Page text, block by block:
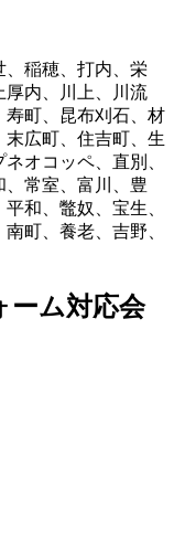
稲穂 打内
栄
厚内 川上
川流
寿町 昆布刈石
材
末広町 住吉町
生
ネオコッペ 直別
常室 富川
豊
平和 鼈奴 宝生
南町 養老 吉野
ーム対応会